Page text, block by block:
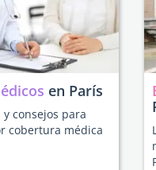
en París
consejos para
cobertura médica